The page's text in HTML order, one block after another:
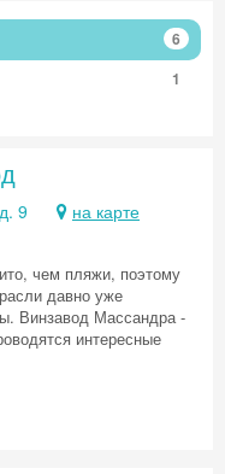
6
1
9 на карте
чем пляжи, поэтому
давно уже
Винзавод Массандра -
интересные